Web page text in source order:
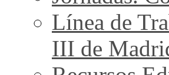
Línea de
III de